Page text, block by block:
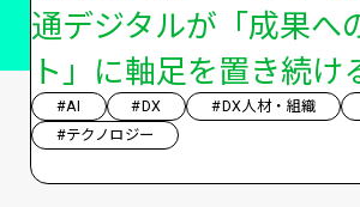
通デジタルが「成果へ
ト」に軸足を置き続け
#AI #DX #DX人材・組織
#テクノロジー